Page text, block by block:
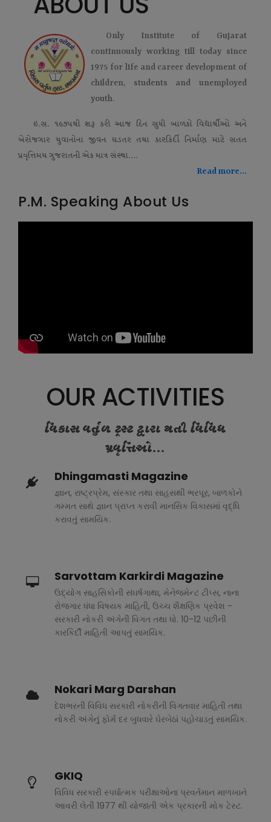
Only Institute of Gujarat
continuously working till today since
1975 for life and career development of
children, students and unemployed
youth.
ઇ.સ. ૧૯૭૫થી શરૂ કરી આજ દિન સુધી બાળકો વિદ્યાર્થીઓ અને
બેરોજગાર યુવાનોના જીવન ઘડતર તથા કારકિર્દી નિર્માણ માટે સતત
પ્રવૃત્તિમય ગુજરાતની એક માત્ર સંસ્થા....
Read more...
P.M. Speaking About Us
OUR ACTIVITIES
વિકાસ વર્તુળ ટ્રસ્ટ દ્વારા થતી વિવિધ
પ્રવૃત્તિઓ...
Dhingamasti Magazine
જ્ઞાન, રાષ્ટ્રપ્રેમ, સંસ્કાર તથા સાહસથી ભરપૂર, બાળકોને
ગમ્મત સાથે જ્ઞાન પ્રાપ્ત કરાવી માનસિક વિકાસમાં વૃદ્ધિ
કરાવતું સામયિક.
Sarvottam Karkirdi Magazine
ઉદ્યોગ સાહસિકોની સંઘર્ષગાથા, મેનેજમેન્ટ ટીપ્સ, નાના
રોજગાર ધંધા વિષયક માહિતી, ઉચ્ચ શૈક્ષણિક પ્રવેશ -
સરકારી નોકરી અંગેની વિગત તથા ધો. 10-12 પછીની
કારકિર્દી માહિતી આપતું સામયિક.
Nokari Marg Darshan
દેશભરની વિવિધ સરકારી નોકરીની વિગતવાર માહિતી તથા
નોકરી અંગેનું ફોર્મ દર બુધવારે ઘેરબેઠાં પહોચાડતું સામયિક.
GKIQ
વિવિધ સરકારી સ્પર્ધાત્મક પરીક્ષાઓના પ્રવર્તમાન માળખાને
આવરી લેતી 1977 થી યોજાતી એક પ્રકારની મોક ટેસ્ટ.